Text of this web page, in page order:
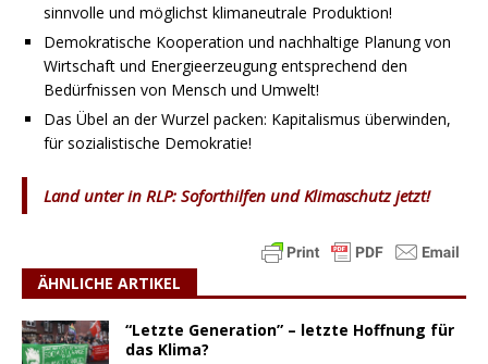
sinnvolle und möglichst klimaneutrale Produktion!
Demokratische Kooperation und nachhaltige Planung von
Wirtschaft und Energieerzeugung entsprechend den
Bedürfnissen von Mensch und Umwelt!
Das Übel an der Wurzel packen: Kapitalismus überwinden,
für sozialistische Demokratie!
Land unter in RLP: Soforthilfen und Klimaschutz jetzt!
ÄHNLICHE ARTIKEL
“Letzte Generation” – letzte Hoffnung für
das Klima?